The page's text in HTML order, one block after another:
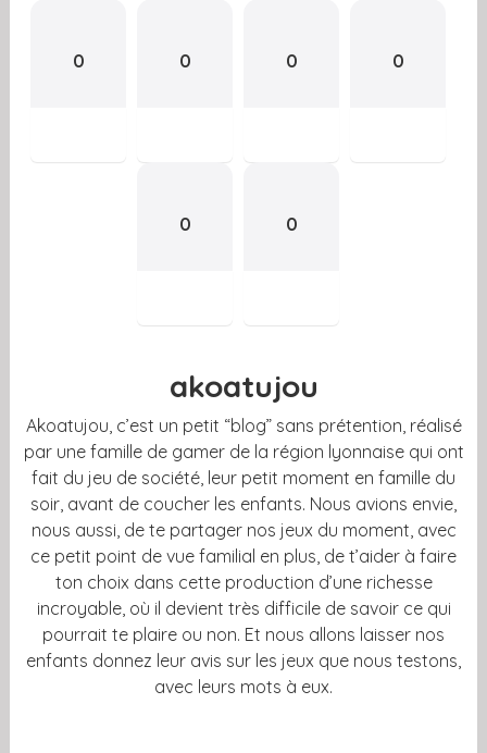
0 0 0 0
0 0
akoatujou
Akoatujou, c’est un petit “blog” sans prétention, réalisé
par une famille de gamer de la région lyonnaise qui ont
fait du jeu de société, leur petit moment en famille du
soir, avant de coucher les enfants. Nous avions envie,
nous aussi, de te partager nos jeux du moment, avec
ce petit point de vue familial en plus, de t’aider à faire
ton choix dans cette production d’une richesse
incroyable, où il devient très difficile de savoir ce qui
pourrait te plaire ou non. Et nous allons laisser nos
enfants donnez leur avis sur les jeux que nous testons,
avec leurs mots à eux.